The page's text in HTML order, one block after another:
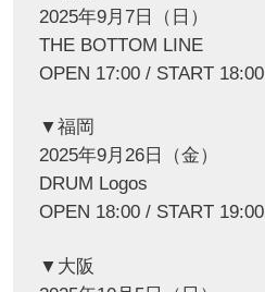
2025年9月7日（日）
THE BOTTOM LINE
OPEN 17:00 / START 18:00
▼福岡
2025年9月26日（金）
DRUM Logos
OPEN 18:00 / START 19:00
▼大阪